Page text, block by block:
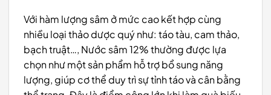
Với hàm lượng sâm ở mức cao kết hợp cùng
nhiều loại thảo dược quý như: táo tàu, cam thảo,
bạch truật…, Nước sâm 12% thường được lựa
chọn như một sản phẩm hỗ trợ bổ sung năng
lượng, giúp cơ thể duy trì sự tỉnh táo và cân bằng